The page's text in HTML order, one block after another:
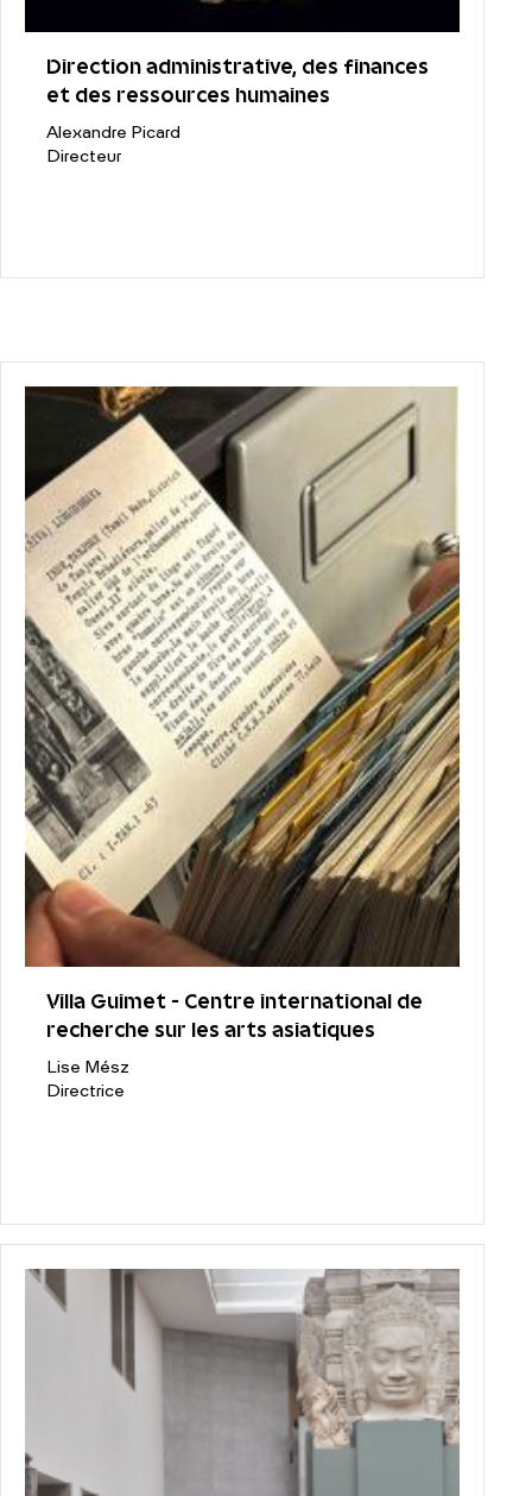
Direction administrative, des finances
et des ressources humaines
Alexandre Picard
Directeur
Villa Guimet - Centre international de
recherche sur les arts asiatiques
Lise Mész
Directrice